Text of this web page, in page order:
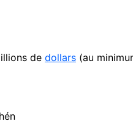
de dollars (au